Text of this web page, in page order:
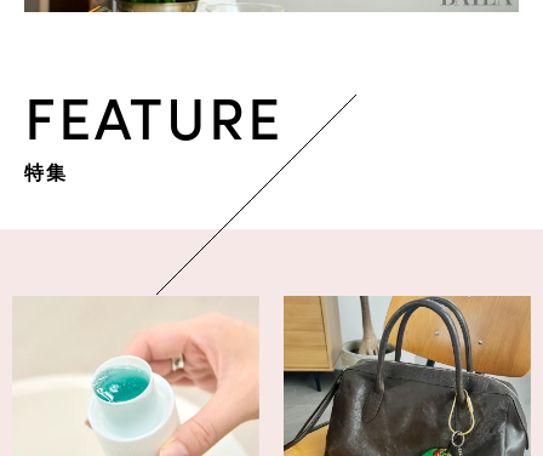
FEATURE
特集